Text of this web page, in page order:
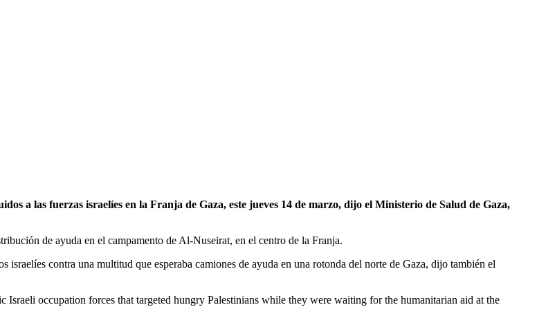
a las fuerzas israelíes en la Franja de Gaza, este jueves 14 de marzo, dijo el Ministerio de Salud de Gaza,
de ayuda en el campamento de Al-Nuseirat, en el centro de la Franja.
contra una multitud que esperaba camiones de ayuda en una rotonda del norte de Gaza, dijo también el
occupation forces that targeted hungry Palestinians while they were waiting for the humanitarian aid at the